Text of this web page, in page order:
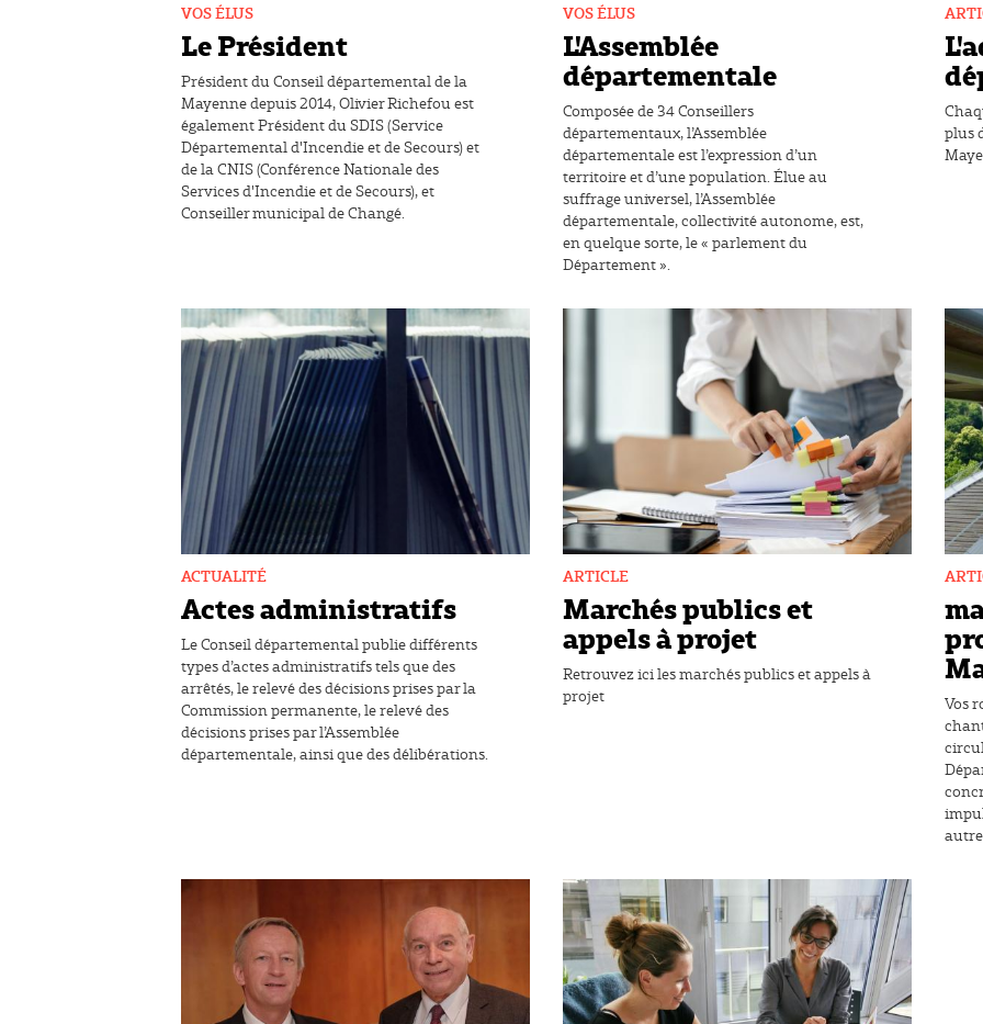
Le Président
VOS ÉLUS
Président du Conseil départemental de la
Mayenne depuis 2014, Olivier Richefou est
également Président du SDIS (Service
Départemental d'Incendie et de Secours) et
de la CNIS (Conférence Nationale des
Services d'Incendie et de Secours), et
Conseiller municipal de Changé.
L'Assemblée
départementale
VOS ÉLUS
Composée de 34 Conseillers
départementaux, l’Assemblée
départementale est l’expression d’un
territoire et d’une population. Élue au
suffrage universel, l’Assemblée
départementale, collectivité autonome, est,
en quelque sorte, le « parlement du
Département ».
plus
Actes administratifs
ACTUALITÉ
Le Conseil départemental publie différents
types d’actes administratifs tels que des
arrêtés, le relevé des décisions prises par la
Commission permanente, le relevé des
décisions prises par l’Assemblée
départementale, ainsi que des délibérations.
Marchés publics et
appels à projet
ARTICLE
Retrouvez ici les marchés publics et appels à
projet
Vos